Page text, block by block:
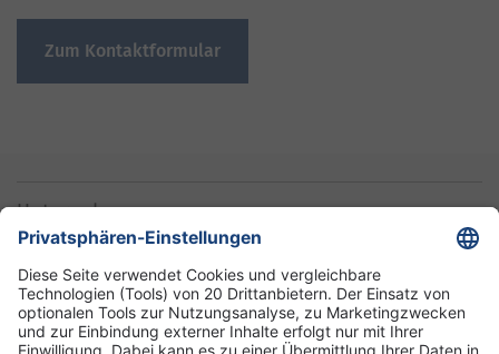
Zum Kontaktformular
Unternehmen
Informationen
Standorte